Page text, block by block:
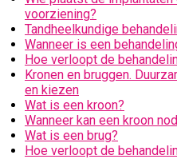
voorziening?
Tandheelkundige
Wanneer is een
Hoe verloopt de
Kronen en bruggen.
en kiezen
Wat is een kroon?
Wanneer kan een kroon
Wat is een brug?
Hoe verloopt de